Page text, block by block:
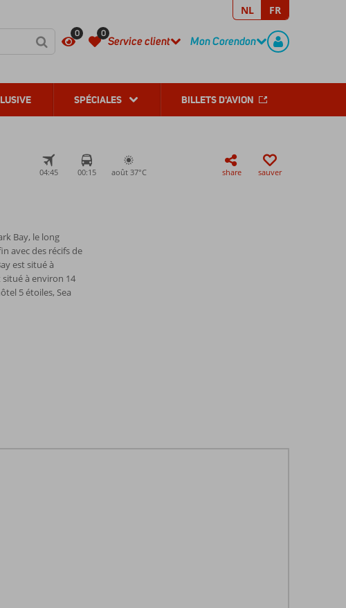
0 0
Service client
CONTACT
Mon Corendon
REGISTERNL FR
SPÉCIALES BILLETS D'AVION
04:45 00:15 août 37°C share sauver
Bay, le long
avec des récifs de
est situé à
à environ 14
5 étoiles, Sea